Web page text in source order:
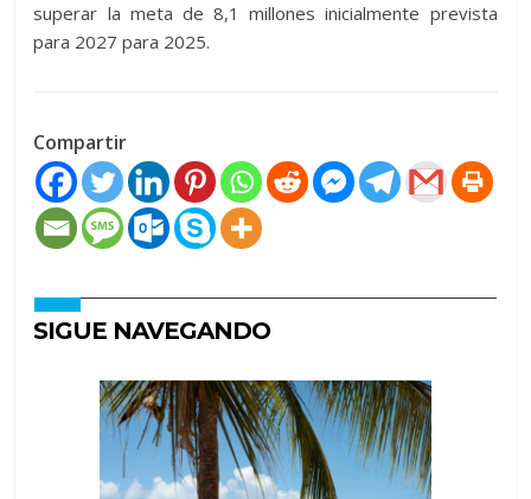
superar la meta de 8,1 millones inicialmente prevista
para 2027 para 2025.
Compartir
SIGUE NAVEGANDO